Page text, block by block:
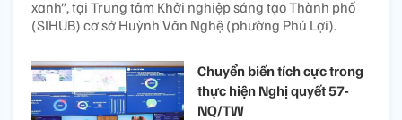
xanh”, tại Trung tâm Khởi nghiệp sáng tạo Thành phố
(SIHUB) cơ sở Huỳnh Văn Nghệ (phường Phú Lợi).
Chuyển biến tích cực trong
thực hiện Nghị quyết 57-
NQ/TW